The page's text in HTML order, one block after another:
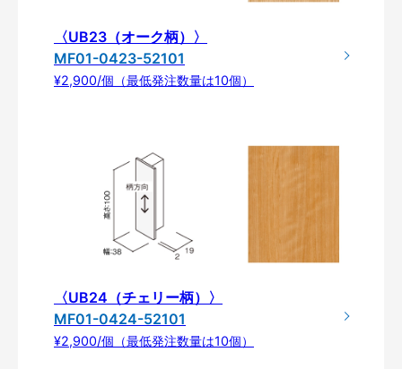
〈UB23（オーク柄）〉
MF01-0423-52101
¥2,900/個（最低発注数量は10個）
〈UB24（チェリー柄）〉
MF01-0424-52101
¥2,900/個（最低発注数量は10個）